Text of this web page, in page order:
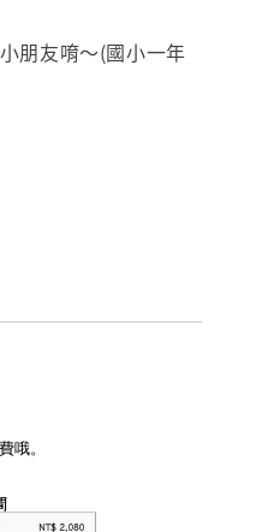
朋友唷～(國小一年
哦。